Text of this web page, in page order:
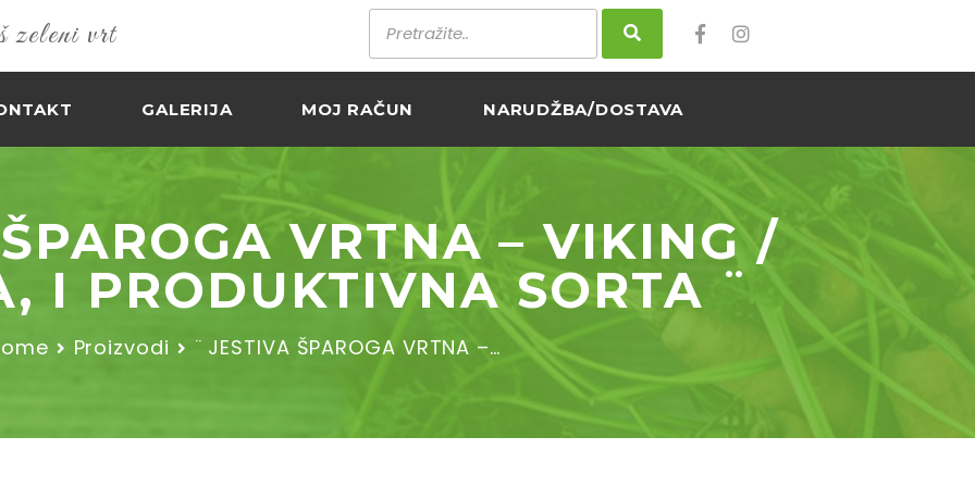
vrt
GALERIJA MOJ RAČUN NARUDŽBA/DOSTAVA
VRTNA – VIKING /
I PRODUKTIVNA SORTA ¨
Proizvodi ¨ JESTIVA ŠPAROGA VRTNA –…